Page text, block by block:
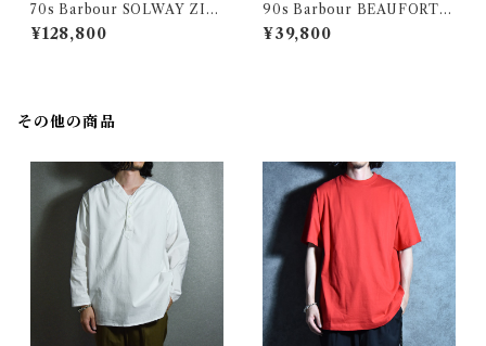
70s Barbour SOLWAY ZIP
PER 1Warrant バブアー ソル
ウェイジッパー パイル ライナ
¥128,800
90s Barbour BEAUFORT S
ize46 バブアー ビューフォー
ト 3ワラント サイズ46 セージ
¥39,800
その他の商品